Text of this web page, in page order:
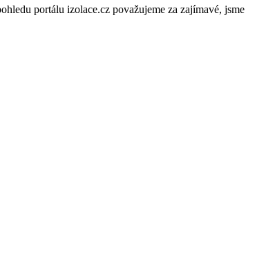
portálu izolace.cz považujeme za zajímavé, jsme